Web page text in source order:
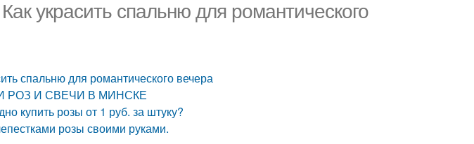
украсить спальню для романтического
спальню для романтического вечера
РОЗ И СВЕЧИ В МИНСКЕ
купить розы от 1 руб. за штуку?
розы своими руками.